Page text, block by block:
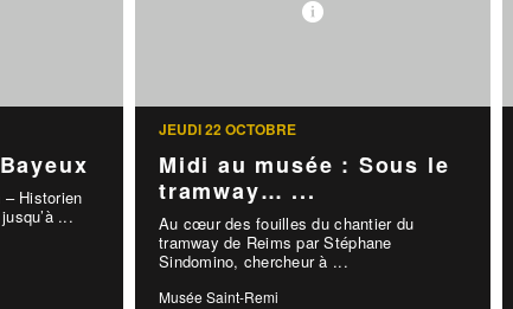
– Historien
...
JEUDI 22 OCTOBRE
Midi au musée : Sous le
tramway… ...
Au cœur des fouilles du chantier du
tramway de Reims par Stéphane
Sindomino, chercheur à ...
Musée Saint-Remi